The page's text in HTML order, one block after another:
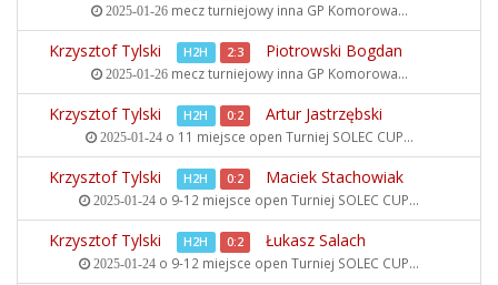
2025-01-26mecz turniejowy inna GP Komorowa...
Krzysztof Tylski H2H 2:3 Piotrowski Bogdan
2025-01-26mecz turniejowy inna GP Komorowa...
Krzysztof Tylski H2H 0:2 Artur Jastrzębski
2025-01-24o 11 miejsce open Turniej SOLEC CUP...
Krzysztof Tylski H2H 0:2 Maciek Stachowiak
2025-01-24 o 9-12 miejsce open Turniej SOLEC CUP...
Krzysztof Tylski H2H 0:2 Łukasz Salach
2025-01-24 o 9-12 miejsce open Turniej SOLEC CUP...